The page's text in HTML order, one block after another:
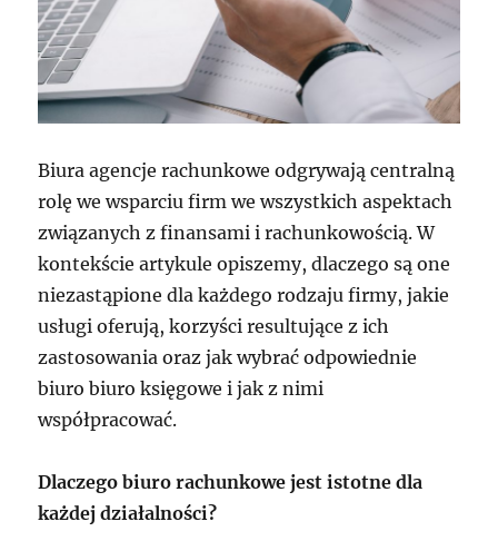
Biura agencje rachunkowe odgrywają centralną
rolę we wsparciu firm we wszystkich aspektach
związanych z finansami i rachunkowością. W
kontekście artykule opiszemy, dlaczego są one
niezastąpione dla każdego rodzaju firmy, jakie
usługi oferują, korzyści resultujące z ich
zastosowania oraz jak wybrać odpowiednie
biuro biuro księgowe i jak z nimi
współpracować.
Dlaczego biuro rachunkowe jest istotne dla
każdej działalności?